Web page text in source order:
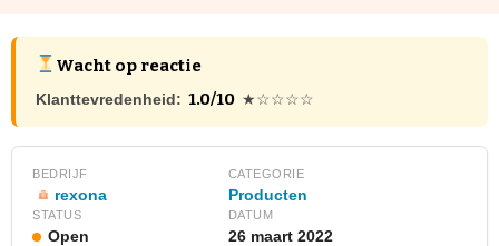
Wacht op reactie
Klanttevredenheid: 1.0/10 ★☆☆☆☆
BEDRIJF
rexona
CATEGORIE
Producten
STATUS
Open
DATUM
26 maart 2022